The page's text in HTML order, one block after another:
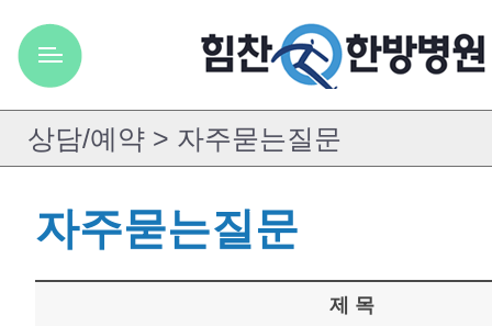
자주묻는질문
제 목